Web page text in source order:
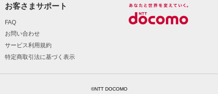
お客さまサポート
FAQ
お問い合わせ
サービス利用規約
特定商取引法に基づく表示
©NTT DOCOMO